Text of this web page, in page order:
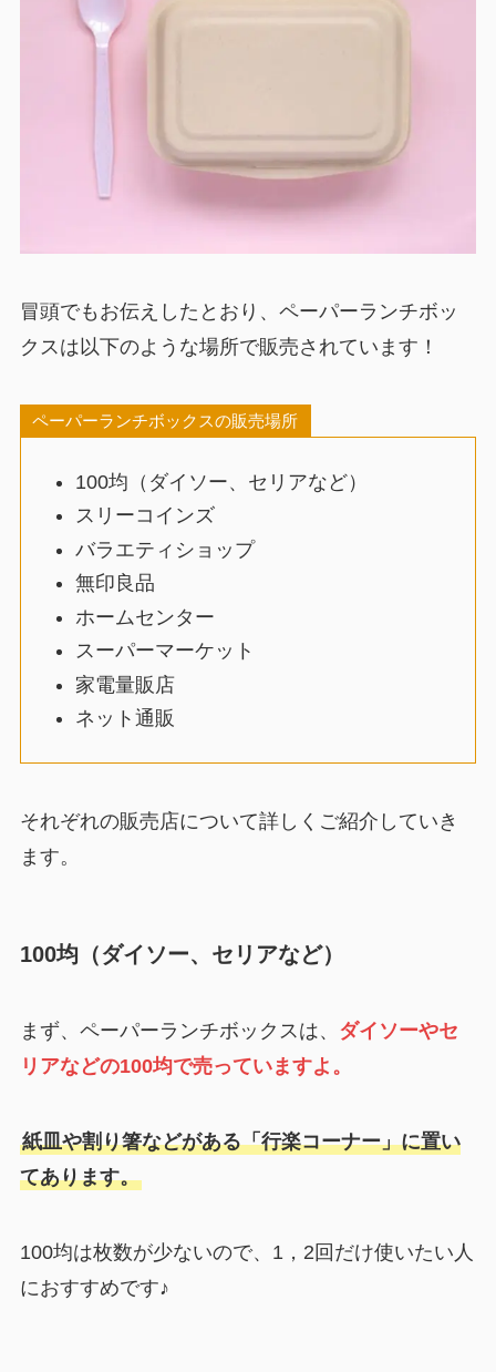
冒頭でもお伝えしたとおり、ペーパーランチボッ
クスは以下のような場所で販売されています！
ペーパーランチボックスの販売場所
100均（ダイソー、セリアなど）
スリーコインズ
バラエティショップ
無印良品
ホームセンター
スーパーマーケット
家電量販店
ネット通販
それぞれの販売店について詳しくご紹介していき
ます。
100均（ダイソー、セリアなど）
まず、ペーパーランチボックスは、 ダイソーやセ
リアなどの100均で売っていますよ。
紙皿や割り箸などがある「行楽コーナー」に置い
てあります。
100均は枚数が少ないので、1，2回だけ使いたい人
におすすめです♪